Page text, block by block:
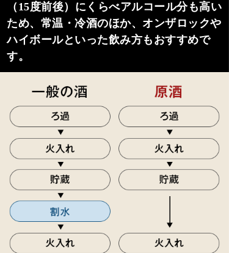
（15度前後）にくらべアルコール分も高い
ため、常温・冷酒のほか、オンザロックや
ハイボールといった飲み方もおすすめで
す。